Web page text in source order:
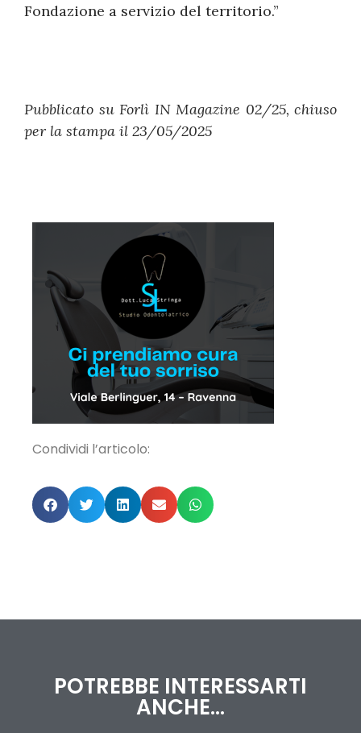
Fondazione a servizio del territorio.”
Pubblicato su Forlì IN Magazine 02/25, chiuso
per la stampa il 23/05/2025
Condividi l’articolo:
POTREBBE INTERESSARTI
ANCHE...